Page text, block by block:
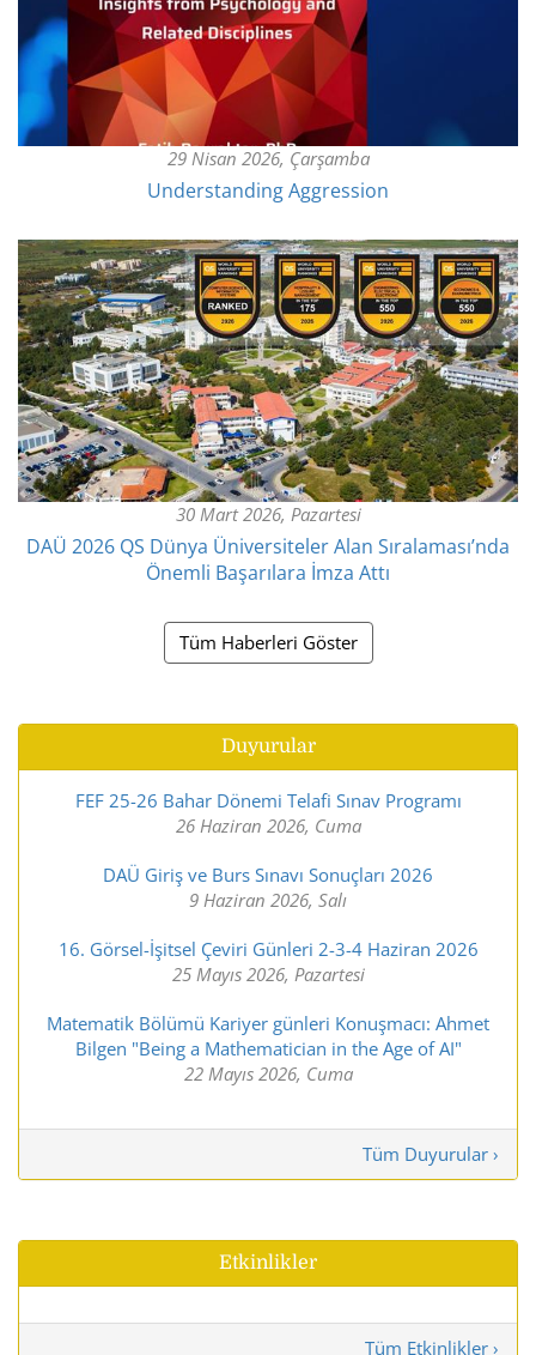
29 Nisan 2026, Çarşamba
Understanding Aggression
30 Mart 2026, Pazartesi
DAÜ 2026 QS Dünya Üniversiteler Alan Sıralaması’nda
Önemli Başarılara İmza Attı
Tüm Haberleri Göster
Duyurular
FEF 25-26 Bahar Dönemi Telafi Sınav Programı
26 Haziran 2026, Cuma
DAÜ Giriş ve Burs Sınavı Sonuçları 2026
9 Haziran 2026, Salı
16. Görsel-İşitsel Çeviri Günleri 2-3-4 Haziran 2026
25 Mayıs 2026, Pazartesi
Matematik Bölümü Kariyer günleri Konuşmacı: Ahmet
Bilgen "Being a Mathematician in the Age of AI"
22 Mayıs 2026, Cuma
Tüm Duyurular ›
Etkinlikler
Tüm Etkinlikler ›